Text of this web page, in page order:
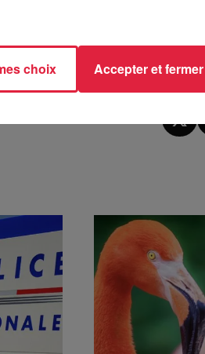
choix Accepter et fermer